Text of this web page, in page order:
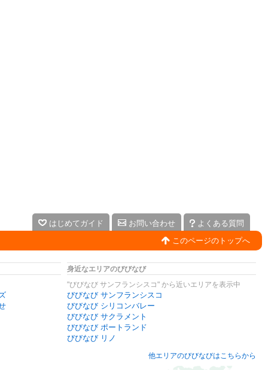
はじめてガイド お問い合わせ
よくある質問
このページのトップへ
身近なエリアのびびなび
"びびなび サンフランシスコ" から近いエリアを表示中
びびなび サンフランシスコ
びびなび シリコンバレー
びびなび サクラメント
びびなび ポートランド
びびなび リノ
他エリアのびびなびはこちらから